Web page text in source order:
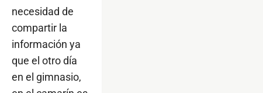
necesidad de
compartir la
información ya
que el otro día
en el gimnasio,